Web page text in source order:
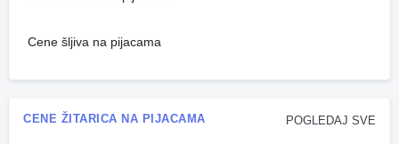
Cene šljiva na pijacama
POGLEDAJ SVE
CENE ŽITARICA NA PIJACAMA